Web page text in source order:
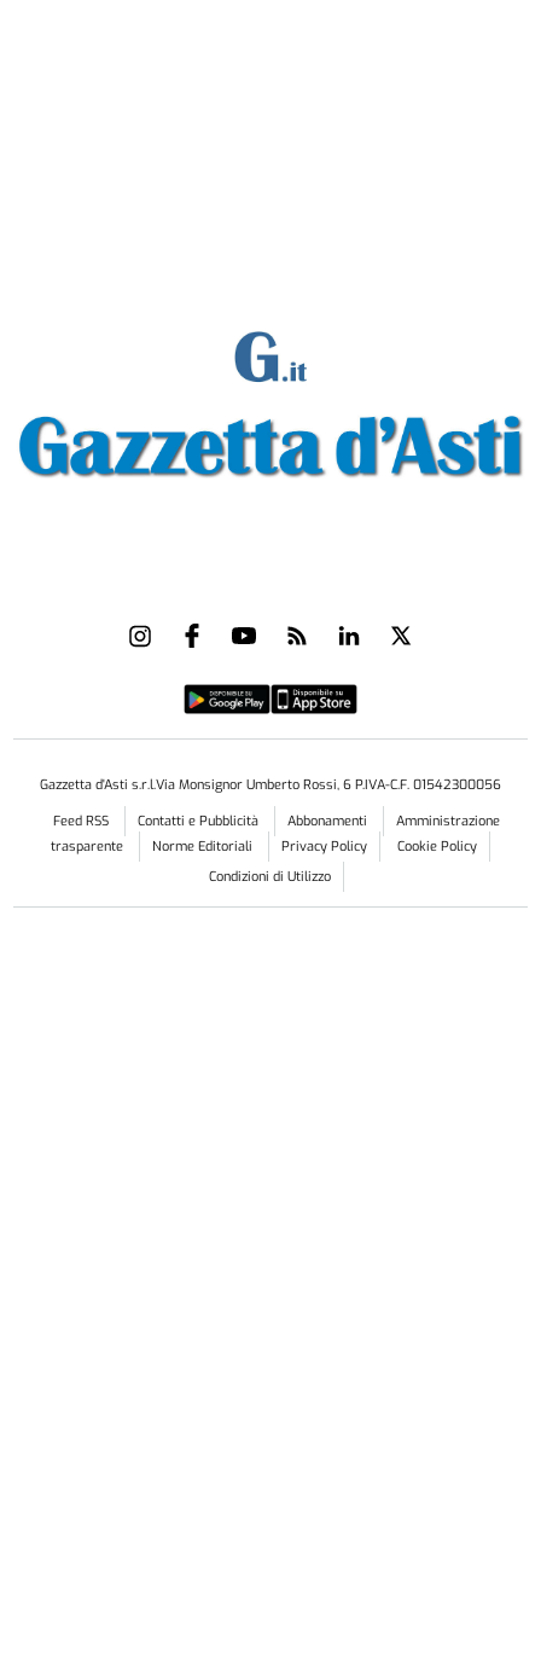
Gazzetta d'Asti s.r.l.Via Monsignor Umberto Rossi, 6 P.IVA-C.F. 01542300056
Feed RSS
Contatti e Pubblicità Abbonamenti
Amministrazione
trasparente
Norme Editoriali Privacy Policy
Cookie Policy
Condizioni di Utilizzo